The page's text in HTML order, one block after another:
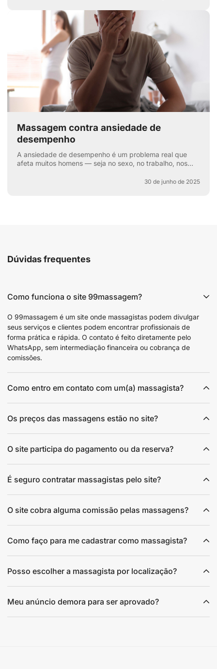
Massagem contra ansiedade de
desempenho
A ansiedade de desempenho é um problema real que
afeta muitos homens — seja no sexo, no trabalho, nos
30 de junho de 2025
Dúvidas frequentes
Como funciona o site 99massagem?
O 99massagem é um site onde massagistas podem divulgar
seus serviços e clientes podem encontrar profissionais de
forma prática e rápida. O contato é feito diretamente pelo
WhatsApp, sem intermediação financeira ou cobrança de
comissões.
Como entro em contato com um(a) massagista?
Os preços das massagens estão no site?
O site participa do pagamento ou da reserva?
É seguro contratar massagistas pelo site?
O site cobra alguma comissão pelas massagens?
Como faço para me cadastrar como massagista?
Posso escolher a massagista por localização?
Meu anúncio demora para ser aprovado?